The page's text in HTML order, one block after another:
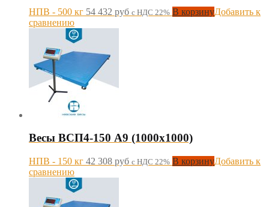
НПВ - 500 кг 54 432 руб с НДС 22% В корзинуДобавить к
сравнению
Весы ВСП4-150 А9 (1000х1000)
НПВ - 150 кг 42 308 руб с НДС 22% В корзинуДобавить к
сравнению